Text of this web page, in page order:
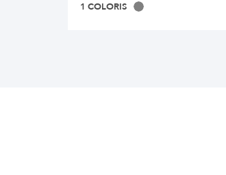
1 COLORIS